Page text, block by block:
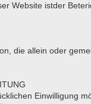
Website istder
die allein oder
Einwilligung